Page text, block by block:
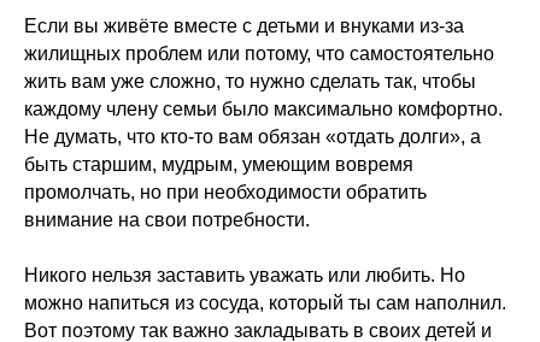
Если вы живёте вместе с детьми и внуками из-за
жилищных проблем или потому, что самостоятельно
жить вам уже сложно, то нужно сделать так, чтобы
каждому члену семьи было максимально комфортно.
Не думать, что кто-то вам обязан «отдать долги», а
быть старшим, мудрым, умеющим вовремя
промолчать, но при необходимости обратить
внимание на свои потребности.
Никого нельзя заставить уважать или любить. Но
можно напиться из сосуда, который ты сам наполнил.
Вот поэтому так важно закладывать в своих детей и